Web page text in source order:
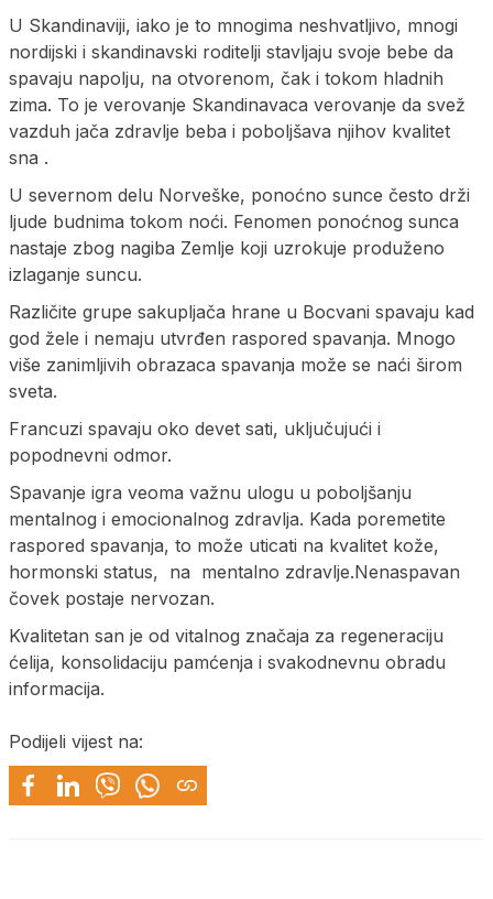
U Skandinaviji, iako je to mnogima neshvatljivo, mnogi
nordijski i skandinavski roditelji stavljaju svoje bebe da
spavaju napolju, na otvorenom, čak i tokom hladnih
zima. To je verovanje Skandinavaca verovanje da svež
vazduh jača zdravlje beba i poboljšava njihov kvalitet
sna .
U severnom delu Norveške, ponoćno sunce često drži
ljude budnima tokom noći. Fenomen ponoćnog sunca
nastaje zbog nagiba Zemlje koji uzrokuje produženo
izlaganje suncu.
Različite grupe sakupljača hrane u Bocvani spavaju kad
god žele i nemaju utvrđen raspored spavanja. Mnogo
više zanimljivih obrazaca spavanja može se naći širom
sveta.
Francuzi spavaju oko devet sati, uključujući i
popodnevni odmor.
Spavanje igra veoma važnu ulogu u poboljšanju
mentalnog i emocionalnog zdravlja. Kada poremetite
raspored spavanja, to može uticati na kvalitet kože,
hormonski status, na mentalno zdravlje.Nenaspavan
čovek postaje nervozan.
Kvalitetan san je od vitalnog značaja za regeneraciju
ćelija, konsolidaciju pamćenja i svakodnevnu obradu
informacija.
Podijeli vijest na: